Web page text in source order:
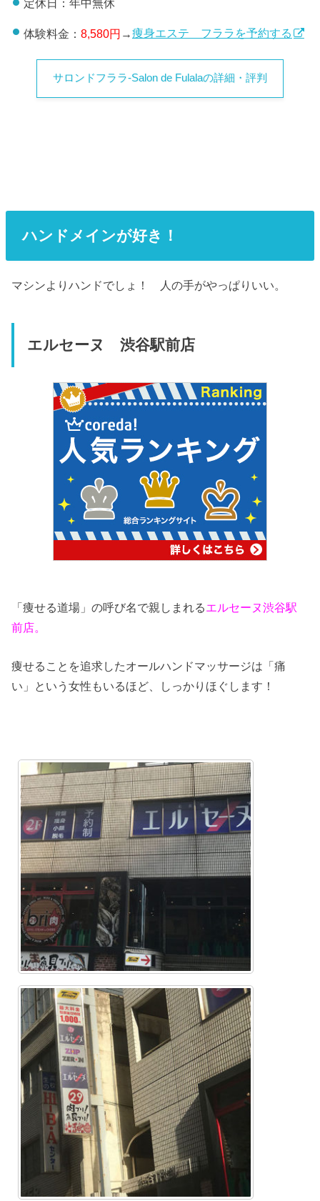
定休日：年中無休
体験料金： 8,580円 →痩身エステ フララを予約する
サロンドフララ-Salon de Fulalaの詳細・評判
ハンドメインが好き！
マシンよりハンドでしょ！ 人の手がやっぱりいい。
エルセーヌ 渋谷駅前店
「痩せる道場」の呼び名で親しまれる エルセーヌ渋谷駅
前店。
痩せることを追求したオールハンドマッサージは「痛
い」という女性もいるほど、しっかりほぐします！